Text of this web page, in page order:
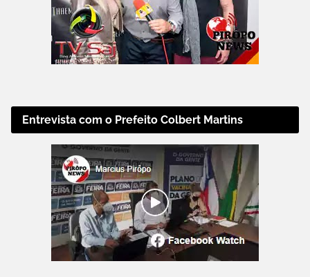
Entrevista com o Prefeito Colbert Martins